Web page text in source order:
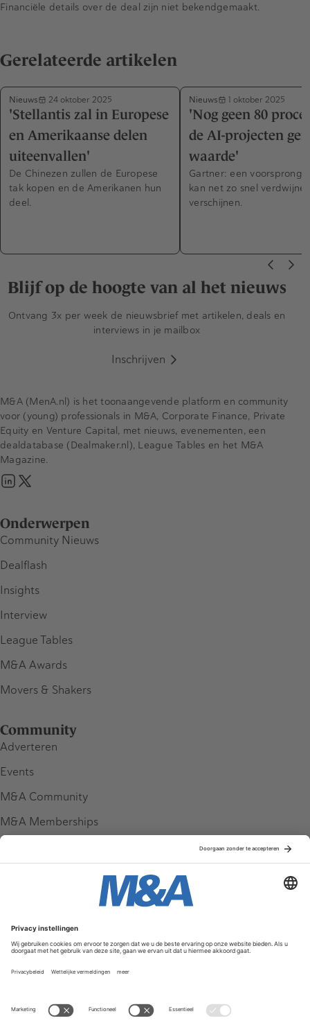
Financiële details over de deal zijn niet bekendgemaakt.
Gerelateerde artikelen
Nieuws 24 oktober 2025
'Stellantis zal in Europese
en Amerikaanse delen
uiteenvallen'
De Chinezen zullen de Europese
tak kopen en de Amerikanen hun
deel.
Nieuws 1 oktober 2025
'Nog geen 80
de AI-projecten
waarde'
Gartner: een voorsprong
kan net zo snel
verschijnen.
Blijf op de hoogte van al het nieuws
Ontvang 3x per week de nieuwsbrief met artikelen, deals en
interviews in je mailbox
Inschrijven
Onderwerpen
Community Nieuws
Dealflash
Insights
Interview
League Tables
M&A Awards
Movers & Shakers
Community
Adverteren
Events
M&A Community
M&A Memberships
Service & Contact
Contact
FAQ
Werken bij ons
M&A (MenA.nl) is het toonaangevende platform en community
voor (young) professionals in M&A, Corporate Finance, Private
Equity en Venture Capital, met nieuws, evenementen, een
dealdatabase (Dealmaker.nl), League Tables en het M&A
Magazine.